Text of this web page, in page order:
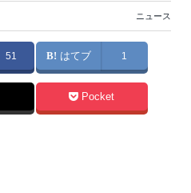
ニュース
51 はてブ 1
Pocket